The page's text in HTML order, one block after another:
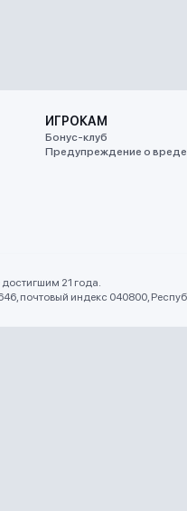
ИГРОКАМ
Бонус-клуб
Предупреждение о вреде
21 года.
почтовый индекс 040800,